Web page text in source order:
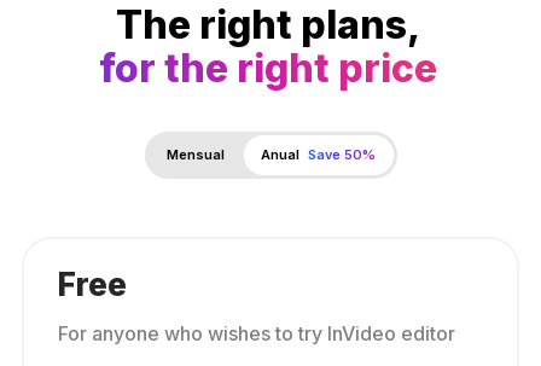
The right plans,
for the right price
Mensual Anual Save 50%
Free
For anyone who wishes to try InVideo editor